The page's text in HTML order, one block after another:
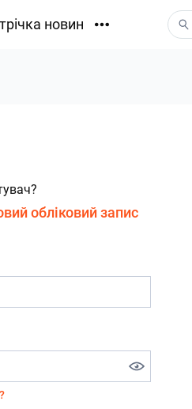
новин
обліковий запис